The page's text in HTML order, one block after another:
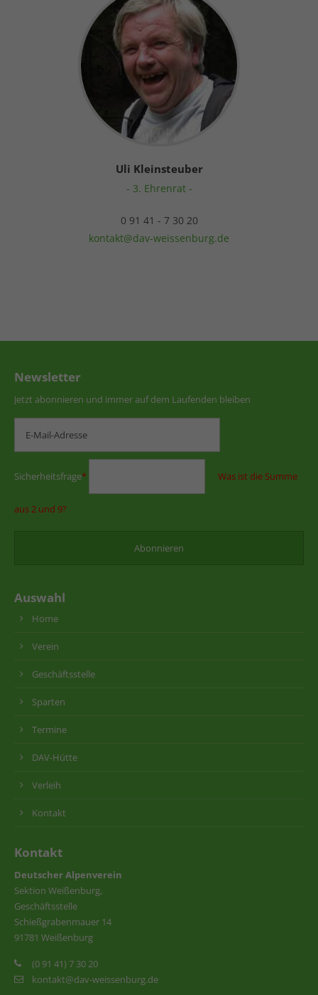
Uli Kleinsteuber
- 3. Ehrenrat -
0 91 41 - 7 30 20
kontakt@dav-weissenburg.de
Newsletter
Jetzt abonnieren und immer auf dem Laufenden bleiben
Sicherheitsfrage* Was ist die Summe
aus 2 und 9?
Auswahl
Home
Verein
Geschäftsstelle
Sparten
Termine
DAV-Hütte
Verleih
Kontakt
Kontakt
Deutscher Alpenverein
Sektion Weißenburg,
Geschäftsstelle
Schießgrabenmauer 14
91781 Weißenburg
(0 91 41) 7 30 20
kontakt@dav-weissenburg.de